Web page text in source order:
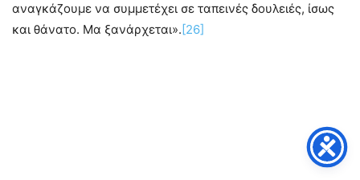
αναγκάζουμε να συμμετέχει σε ταπεινές δουλειές, ίσως
και θάνατο. Μα ξανάρχεται». [26]